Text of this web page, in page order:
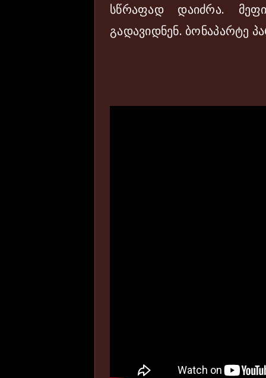
სწრაფად დაიძრა.
გადავიდნენ. ბონაპარტე